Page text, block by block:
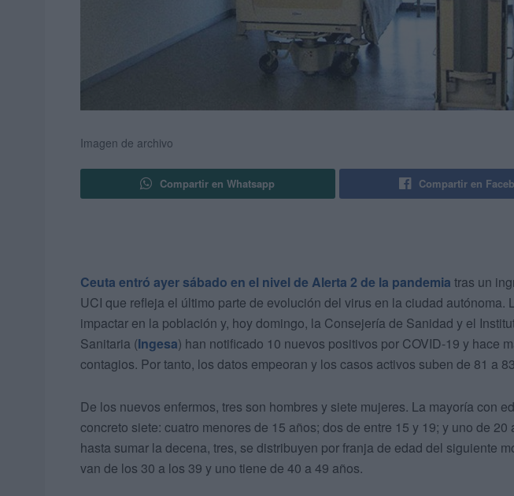
Imagen de archivo
Compartir en Whatsapp Compartir en
Ceuta entró ayer sábado en el nivel de Alerta 2 de la pandemia tras un
UCI que refleja el último parte de evolución del virus en la ciudad autónoma.
impactar en la población y, hoy domingo, la Consejería de Sanidad y el
Sanitaria (Ingesa) han notificado 10 nuevos positivos por COVID-19 y hace
contagios. Por tanto, los datos empeoran y los casos activos suben de 81 a
De los nuevos enfermos, tres son hombres y siete mujeres. La mayoría con
concreto siete: cuatro menores de 15 años; dos de entre 15 y 19; y uno de
hasta sumar la decena, tres, se distribuyen por franja de edad del siguiente
van de los 30 a los 39 y uno tiene de 40 a 49 años.